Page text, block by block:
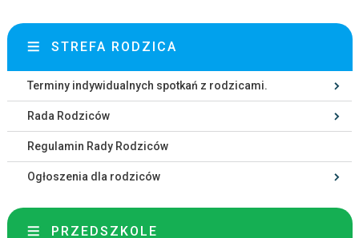
STREFA RODZICA
Terminy indywidualnych spotkań z rodzicami.
Rada Rodziców
Regulamin Rady Rodziców
Ogłoszenia dla rodziców
PRZEDSZKOLE